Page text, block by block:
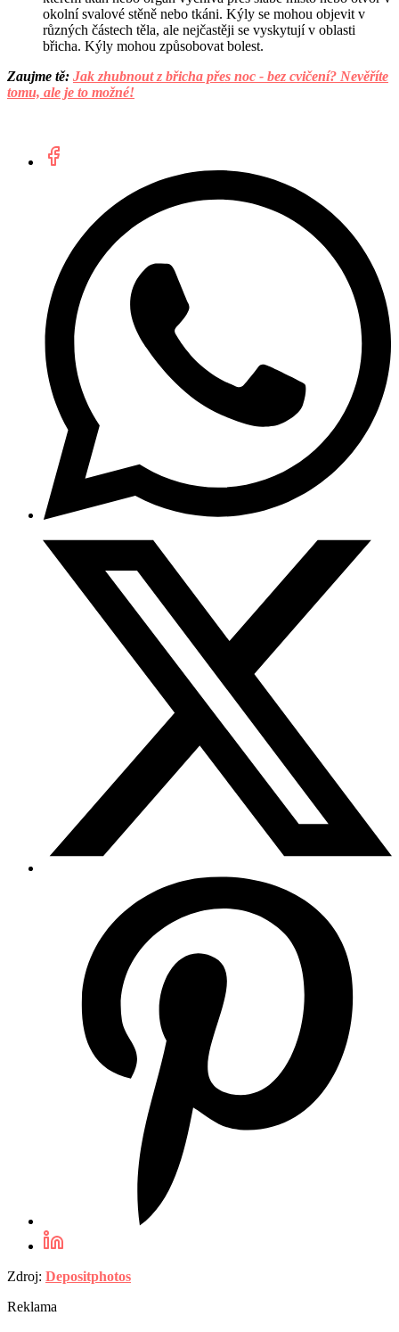
okolní svalové stěně nebo tkáni. Kýly se mohou objevit v
různých částech těla, ale nejčastěji se vyskytují v oblasti
břicha. Kýly mohou způsobovat bolest.
Zaujme tě: Jak zhubnout z břicha přes noc - bez cvičení? Nevěříte
tomu, ale je to možné!
Zdroj: Depositphotos
Reklama